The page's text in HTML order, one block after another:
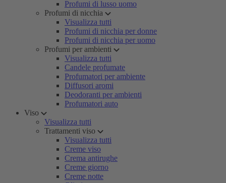
Profumi di lusso uomo
Profumi di nicchia
Visualizza tutti
Profumi di nicchia per donne
Profumi di nicchia per uomo
Profumi per ambienti
Visualizza tutti
Candele profumate
Profumatori per ambiente
Diffusori aromi
Deodoranti per ambienti
Profumatori auto
Viso
Visualizza tutti
Trattamenti viso
Visualizza tutti
Creme viso
Crema antirughe
Creme giorno
Creme notte